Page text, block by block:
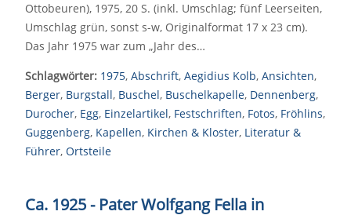
Ottobeuren), 1975, 20 S. (inkl. Umschlag; fünf Leerseiten,
Umschlag grün, sonst s-w, Originalformat 17 x 23 cm).
Das Jahr 1975 war zum „Jahr des…
Schlagwörter: 1975, Abschrift, Aegidius Kolb, Ansichten,
Berger, Burgstall, Buschel, Buschelkapelle, Dennenberg,
Durocher, Egg, Einzelartikel, Festschriften, Fotos, Fröhlins,
Guggenberg, Kapellen, Kirchen & Kloster, Literatur &
Führer, Ortsteile
Ca. 1925 - Pater Wolfgang Fella in